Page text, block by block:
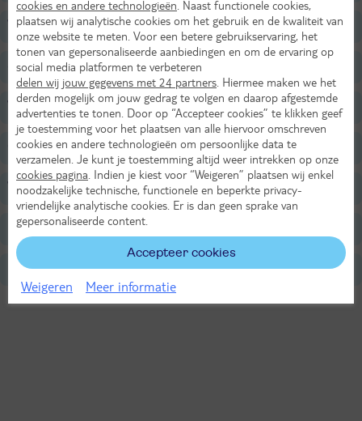
Wellness
Sport & Activiteiten
Voor de kinderen
Overige informatie
Verzorging
Belangrijke informatie
Niet Inbegrepen (ter plaatse betalen)
cookies en andere technologieën . Naast functionele cookies,
plaatsen wij analytische cookies om het gebruik en de kwaliteit van
onze website te meten. Voor een betere gebruikservaring, het
tonen van gepersonaliseerde aanbiedingen en om de ervaring op
social media platformen te verbeteren
delen wij jouw gegevens met 24 partners . Hiermee maken we het
derden mogelijk om jouw gedrag te volgen en daarop afgestemde
advertenties te tonen. Door op “Accepteer cookies” te klikken geef
je toestemming voor het plaatsen van alle hiervoor omschreven
cookies en andere technologieën om persoonlijke data te
verzamelen. Je kunt je toestemming altijd weer intrekken op onze
cookies pagina . Indien je kiest voor “Weigeren” plaatsen wij enkel
noodzakelijke technische, functionele en beperkte privacy-
vriendelijke analytische cookies. Er is dan geen sprake van
gepersonaliseerde content.
Accepteer cookies
Weigeren Meer informatie